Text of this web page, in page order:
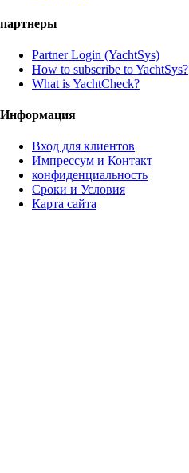
партнеры
Partner Login (YachtSys)
How to subscribe to YachtSys?
What is YachtCheck?
Информация
Вход для клиентов
Импрессум и Контакт
конфиденциальность
Сроки и Условия
Карта сайта